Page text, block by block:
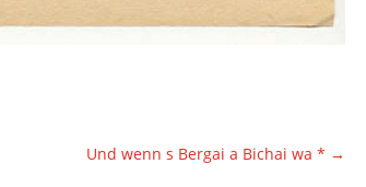
Und wenn s Bergai a Bichai wa * →